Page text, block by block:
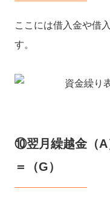
ここには借入金や借
す。
⑩翌月繰越金（A
＝（G）